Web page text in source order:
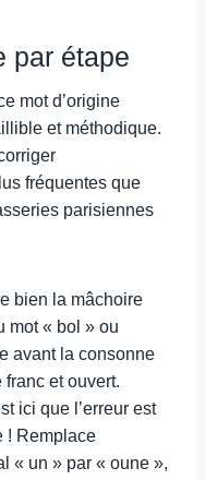
par étape
mot d’origine
et méthodique.
fréquentes que
parisiennes
bien la mâchoire
mot « bol » ou
avant la consonne
et ouvert.
ici que l’erreur est
! Remplace
« un » par « oune »,